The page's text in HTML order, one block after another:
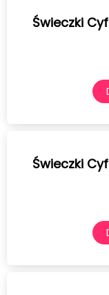
Świeczki
Świeczki